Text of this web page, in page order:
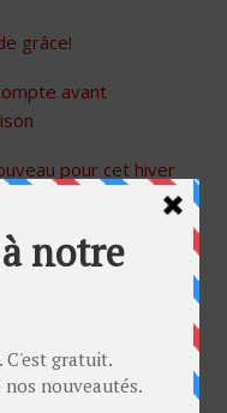
grâce!
avant
pour cet hiver
pour votre mère
infidèle trompe